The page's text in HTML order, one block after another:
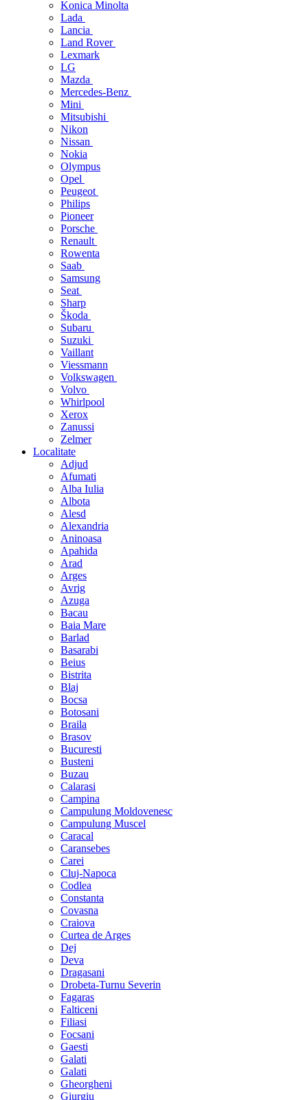
Konica Minolta
Lada
Lancia
Land Rover
Lexmark
LG
Mazda
Mercedes-Benz
Mini
Mitsubishi
Nikon
Nissan
Nokia
Olympus
Opel
Peugeot
Philips
Pioneer
Porsche
Renault
Rowenta
Saab
Samsung
Seat
Sharp
Škoda
Subaru
Suzuki
Vaillant
Viessmann
Volkswagen
Volvo
Whirlpool
Xerox
Zanussi
Zelmer
Localitate
Adjud
Afumati
Alba Iulia
Albota
Alesd
Alexandria
Aninoasa
Apahida
Arad
Arges
Avrig
Azuga
Bacau
Baia Mare
Barlad
Basarabi
Beius
Bistrita
Blaj
Bocsa
Botosani
Braila
Brasov
Bucuresti
Busteni
Buzau
Calarasi
Campina
Campulung Moldovenesc
Campulung Muscel
Caracal
Caransebes
Carei
Cluj-Napoca
Codlea
Constanta
Covasna
Craiova
Curtea de Arges
Dej
Deva
Dragasani
Drobeta-Turnu Severin
Fagaras
Falticeni
Filiasi
Focsani
Gaesti
Galati
Galati
Gheorgheni
Giurgiu